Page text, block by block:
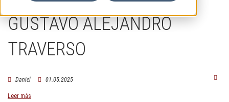
GUSTAVO ALEJANDRO
TRAVERSO
Daniel 01.05.2025
Leer más